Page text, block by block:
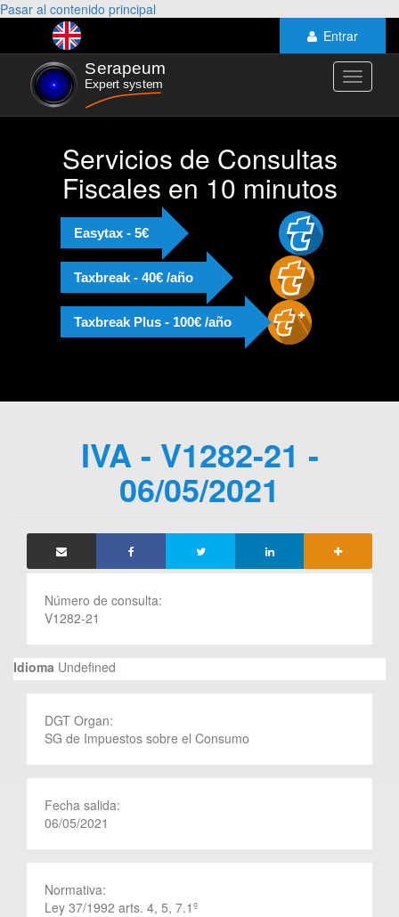
Pasar al contenido principal
Entrar
Toggle
Servicios de Consultas
Fiscales en 10 minutos
Easytax - 5€
Taxbreak - 40€ /año
Taxbreak Plus - 100€ /año
IVA - V1282-21 -
06/05/2021
Número de consulta:
V1282-21
Idioma Undefined
DGT Organ:
SG de Impuestos sobre el Consumo
Fecha salida:
06/05/2021
Normativa:
Ley 37/1992 arts. 4, 5, 7.1º